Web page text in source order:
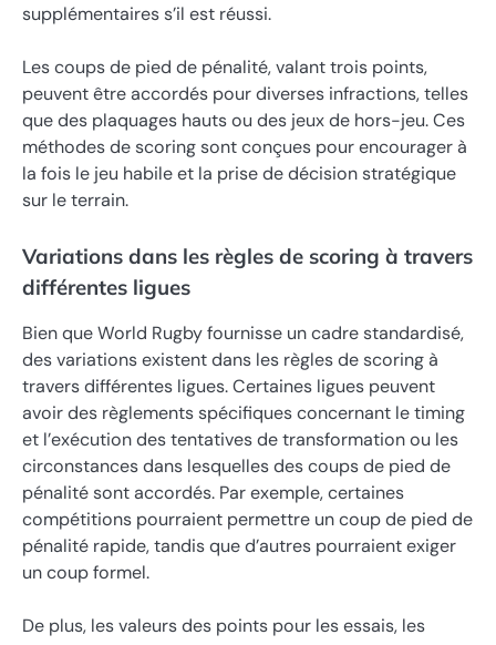
supplémentaires s’il est réussi.
Les coups de pied de pénalité, valant trois points,
peuvent être accordés pour diverses infractions, telles
que des plaquages hauts ou des jeux de hors-jeu. Ces
méthodes de scoring sont conçues pour encourager à
la fois le jeu habile et la prise de décision stratégique
sur le terrain.
Variations dans les règles de scoring à travers
différentes ligues
Bien que World Rugby fournisse un cadre standardisé,
des variations existent dans les règles de scoring à
travers différentes ligues. Certaines ligues peuvent
avoir des règlements spécifiques concernant le timing
et l’exécution des tentatives de transformation ou les
circonstances dans lesquelles des coups de pied de
pénalité sont accordés. Par exemple, certaines
compétitions pourraient permettre un coup de pied de
pénalité rapide, tandis que d’autres pourraient exiger
un coup formel.
De plus, les valeurs des points pour les essais, les